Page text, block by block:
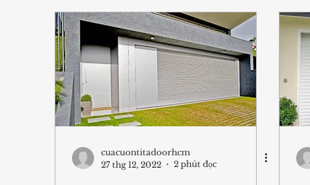
cuacuontitadoorhcm
27 thg 12, 2022
2 phút đọc